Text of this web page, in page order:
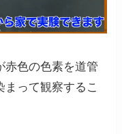
赤色の色素を道管
って観察するこ